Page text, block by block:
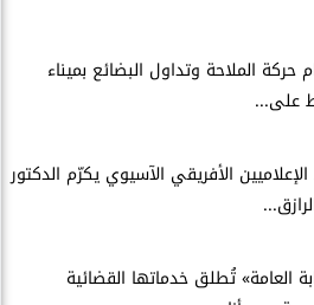
حركة الملاحة وتداول البضائع بميناء
على...
الإعلاميين الأفريقي الآسيوي يكرّم الدكتور
العامة» تُطلق خدماتها القضائية